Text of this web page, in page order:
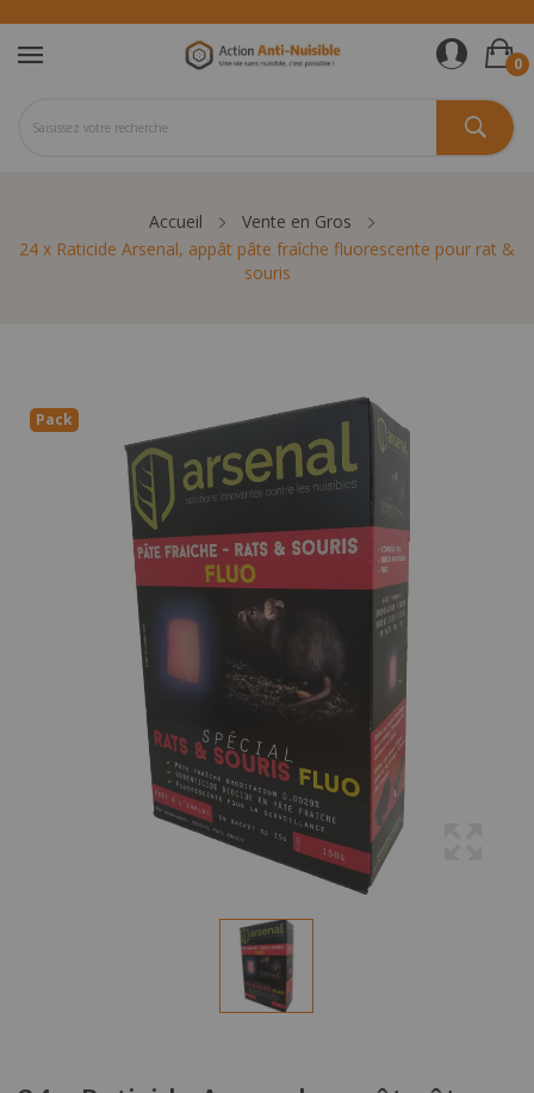
0
Accueil
Vente en Gros
24 x Raticide Arsenal, appât pâte fraîche fluorescente pour rat &
souris
Pack